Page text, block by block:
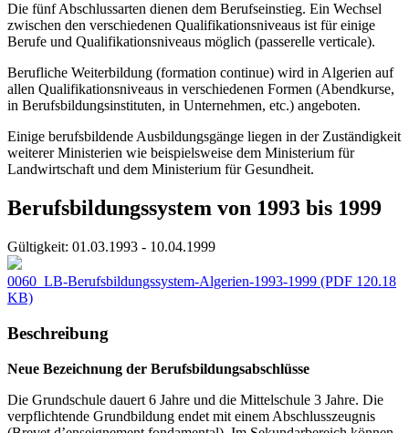
Die fünf Abschlussarten dienen dem Berufseinstieg. Ein Wechsel
zwischen den verschiedenen Qualifikationsniveaus ist für einige
Berufe und Qualifikationsniveaus möglich (passerelle verticale).
Berufliche Weiterbildung (formation continue) wird in Algerien auf
allen Qualifikationsniveaus in verschiedenen Formen (Abendkurse,
in Berufsbildungsinstituten, in Unternehmen, etc.) angeboten.
Einige berufsbildende Ausbildungsgänge liegen in der Zuständigkeit
weiterer Ministerien wie beispielsweise dem Ministerium für
Landwirtschaft und dem Ministerium für Gesundheit.
Berufsbildungssystem von 1993 bis 1999
Gültigkeit: 01.03.1993 - 10.04.1999
0060_LB-Berufsbildungssystem-Algerien-1993-1999 (PDF 120.18
KB)
Beschreibung
Neue Bezeichnung der Berufsbildungsabschlüsse
Die Grundschule dauert 6 Jahre und die Mittelschule 3 Jahre. Die
verpflichtende Grundbildung endet mit einem Abschlusszeugnis